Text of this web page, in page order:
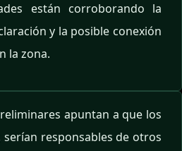
están corroborando la
y la posible conexión
la zona.
apuntan a que los
serían responsables de otros